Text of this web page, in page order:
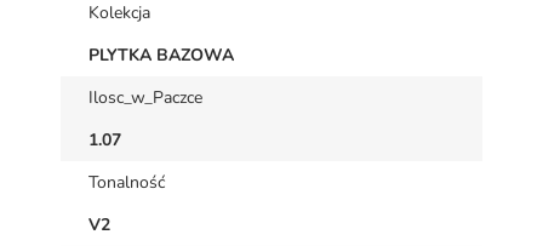
Kolekcja
PLYTKA BAZOWA
Ilosc_w_Paczce
1.07
Tonalność
V2